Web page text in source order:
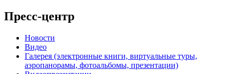
Пресс-центр
Новости
Видео
Галерея (электронные книги, виртуальные туры,
аэропанорамы, фотоальбомы, презентации)